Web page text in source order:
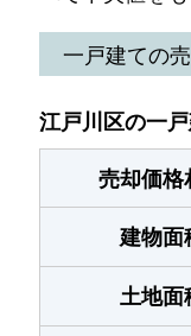
一戸建ての
江戸川区の一
売却価格
建物面
土地面